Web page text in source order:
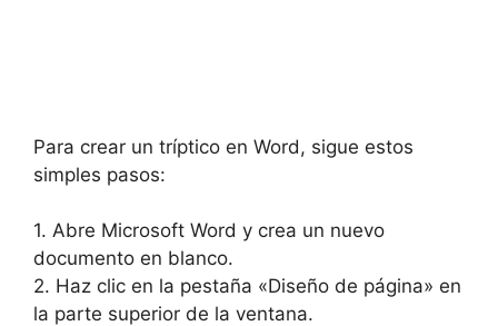
Para crear un tríptico en Word, sigue estos
simples pasos:
1. Abre Microsoft Word y crea un nuevo
documento en blanco.
2. Haz clic en la pestaña «Diseño de página» en
la parte superior de la ventana.